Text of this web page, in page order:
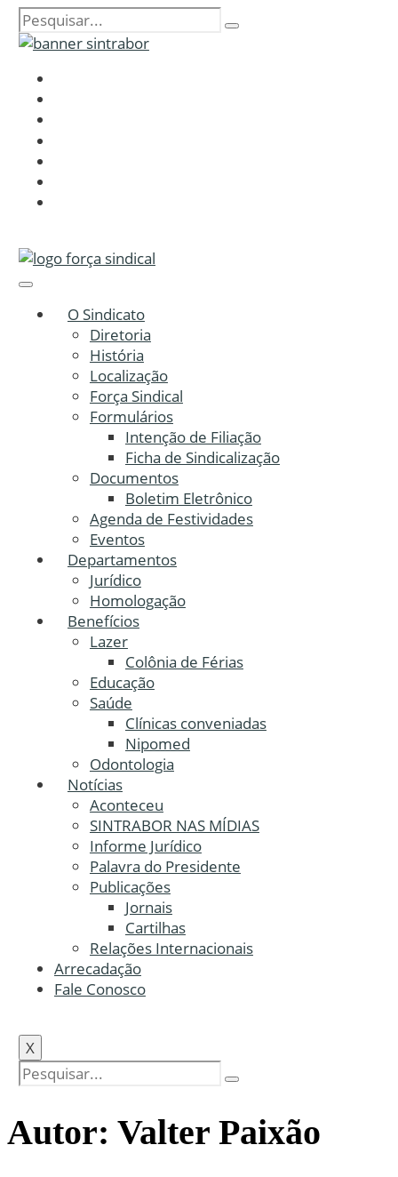
O Sindicato
Diretoria
História
Localização
Força Sindical
Formulários
Intenção de Filiação
Ficha de Sindicalização
Documentos
Boletim Eletrônico
Agenda de Festividades
Eventos
Departamentos
Jurídico
Homologação
Benefícios
Lazer
Colônia de Férias
Educação
Saúde
Clínicas conveniadas
Nipomed
Odontologia
Notícias
Aconteceu
SINTRABOR NAS MÍDIAS
Informe Jurídico
Palavra do Presidente
Publicações
Jornais
Cartilhas
Relações Internacionais
Arrecadação
Fale Conosco
X
Autor: Valter Paixão